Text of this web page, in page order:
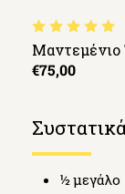
Μαντεμένιο
€75,00
½ μεγάλο